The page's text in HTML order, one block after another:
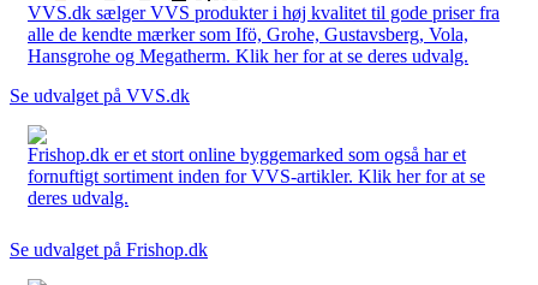
VVS.dk sælger VVS produkter i høj kvalitet til gode priser fra
alle de kendte mærker som Ifö, Grohe, Gustavsberg, Vola,
Hansgrohe og Megatherm. Klik her for at se deres udvalg.
Se udvalget på VVS.dk
Frishop.dk er et stort online byggemarked som også har et
fornuftigt sortiment inden for VVS-artikler. Klik her for at se
deres udvalg.
Se udvalget på Frishop.dk